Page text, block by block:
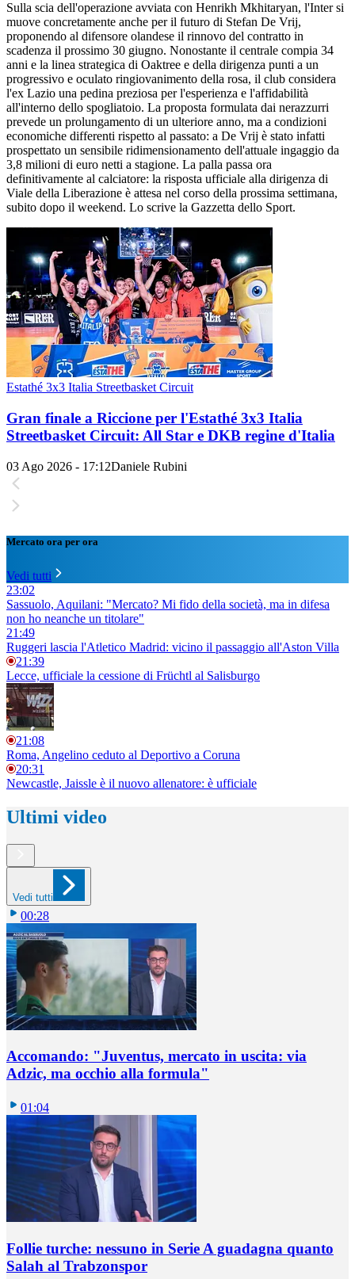
Sulla scia dell'operazione avviata con Henrikh Mkhitaryan, l'Inter si
muove concretamente anche per il futuro di Stefan De Vrij,
proponendo al difensore olandese il rinnovo del contratto in
scadenza il prossimo 30 giugno. Nonostante il centrale compia 34
anni e la linea strategica di Oaktree e della dirigenza punti a un
progressivo e oculato ringiovanimento della rosa, il club considera
l'ex Lazio una pedina preziosa per l'esperienza e l'affidabilità
all'interno dello spogliatoio. La proposta formulata dai nerazzurri
prevede un prolungamento di un ulteriore anno, ma a condizioni
economiche differenti rispetto al passato: a De Vrij è stato infatti
prospettato un sensibile ridimensionamento dell'attuale ingaggio da
3,8 milioni di euro netti a stagione. La palla passa ora
definitivamente al calciatore: la risposta ufficiale alla dirigenza di
Viale della Liberazione è attesa nel corso della prossima settimana,
subito dopo il weekend. Lo scrive la Gazzetta dello Sport.
Estathé 3x3 Italia Streetbasket Circuit
Gran finale a Riccione per l'Estathé 3x3 Italia
Streetbasket Circuit: All Star e DKB regine d'Italia
03 Ago 2026 - 17:12Daniele Rubini
Mercato ora per ora
Vedi tutti
23:02
Sassuolo, Aquilani: "Mercato? Mi fido della società, ma in difesa
non ho neanche un titolare"
21:49
Ruggeri lascia l'Atletico Madrid: vicino il passaggio all'Aston Villa
21:39
Lecce, ufficiale la cessione di Früchtl al Salisburgo
21:08
Roma, Angelino ceduto al Deportivo a Coruna
20:31
Newcastle, Jaissle è il nuovo allenatore: è ufficiale
Ultimi video
Vedi tutti
00:28
Accomando: "Juventus, mercato in uscita: via
Adzic, ma occhio alla formula"
01:04
Follie turche: nessuno in Serie A guadagna quanto
Salah al Trabzonspor